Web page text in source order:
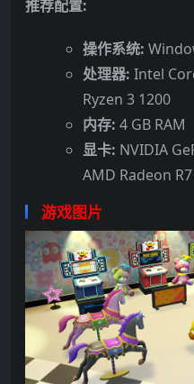
推荐配置:
操作系统:
处理器: Intel
Ryzen 3 1200
内存: 4 GB RAM
显卡: NVIDIA
AMD Radeon
游戏图片